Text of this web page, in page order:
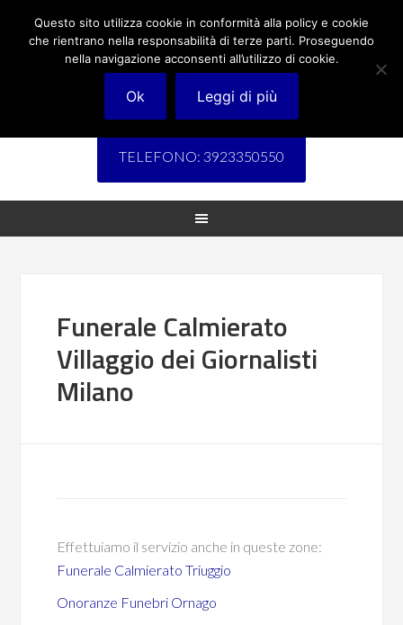
TELEFONO: 3923350550
Funerale Calmierato
Villaggio dei Giornalisti
Milano
Effettuiamo il servizio anche in queste zone:
Funerale Calmierato Triuggio
Onoranze Funebri Ornago
Questo sito utilizza cookie in conformità alla policy e cookie
che rientrano nella responsabilità di terze parti. Proseguendo
nella navigazione acconsenti all’utilizzo di cookie.
Ok Leggi di più